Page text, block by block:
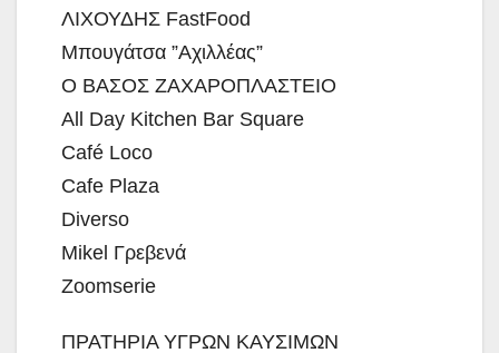
ΛΙΧΟΥΔΗΣ FastFood
Μπουγάτσα ”Αχιλλέας”
Ο ΒΑΣΟΣ ΖΑΧΑΡΟΠΛΑΣΤΕΙΟ
All Day Kitchen Bar Square
Café Loco
Cafe Plaza
Diverso
Mikel Γρεβενά
Zoomserie
ΠΡΑΤΗΡΙΑ ΥΓΡΩΝ ΚΑΥΣΙΜΩΝ